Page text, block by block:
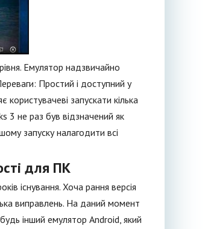
Емулятор надзвичайно
Простий і доступний у
запускати кілька
3 не раз був відзначений як
запуску налагодити всі
для ПК
існування. Хоча рання версія
виправлень. На даний момент
інший емулятор Android, який